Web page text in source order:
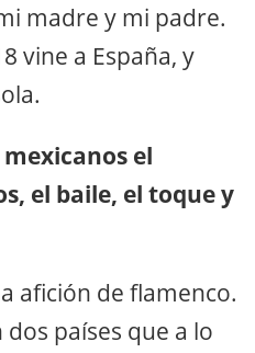
madre y mi padre.
vine a España, y
el
el baile, el toque y
afición de flamenco.
dos países que a lo